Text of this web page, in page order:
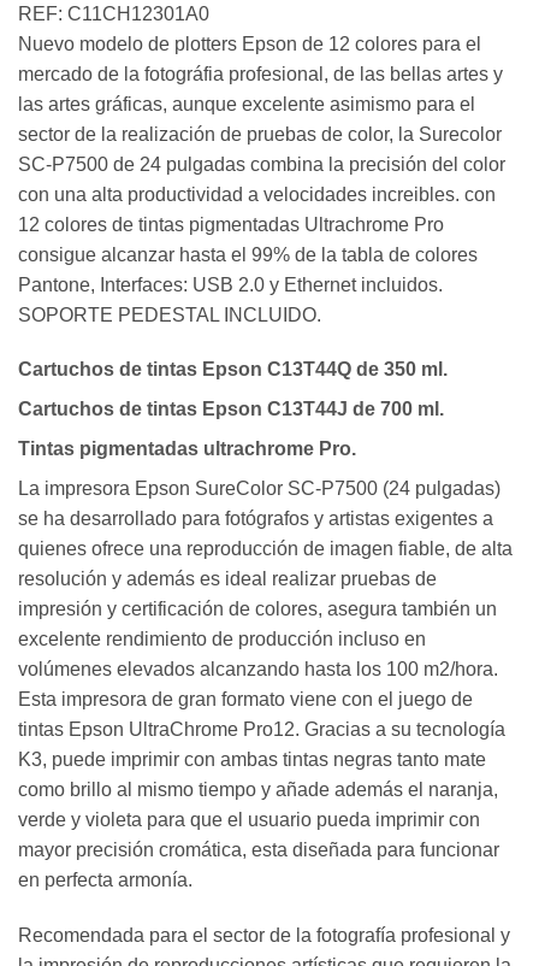
REF: C11CH12301A0
Nuevo modelo de plotters Epson de 12 colores para el
mercado de la fotográfia profesional, de las bellas artes y
las artes gráficas, aunque excelente asimismo para el
sector de la realización de pruebas de color, la Surecolor
SC-P7500 de 24 pulgadas combina la precisión del color
con una alta productividad a velocidades increibles. con
12 colores de tintas pigmentadas Ultrachrome Pro
consigue alcanzar hasta el 99% de la tabla de colores
Pantone, Interfaces: USB 2.0 y Ethernet incluidos.
SOPORTE PEDESTAL INCLUIDO.
Cartuchos de tintas Epson C13T44Q de 350 ml.
Cartuchos de tintas Epson C13T44J de 700 ml.
Tintas pigmentadas ultrachrome Pro.
La impresora Epson SureColor SC-P7500 (24 pulgadas)
se ha desarrollado para fotógrafos y artistas exigentes a
quienes ofrece una reproducción de imagen fiable, de alta
resolución y además es ideal realizar pruebas de
impresión y certificación de colores, asegura también un
excelente rendimiento de producción incluso en
volúmenes elevados alcanzando hasta los 100 m2/hora.
Esta impresora de gran formato viene con el juego de
tintas Epson UltraChrome Pro12. Gracias a su tecnología
K3, puede imprimir con ambas tintas negras tanto mate
como brillo al mismo tiempo y añade además el naranja,
verde y violeta para que el usuario pueda imprimir con
mayor precisión cromática, esta diseñada para funcionar
en perfecta armonía.
Recomendada para el sector de la fotografía profesional y